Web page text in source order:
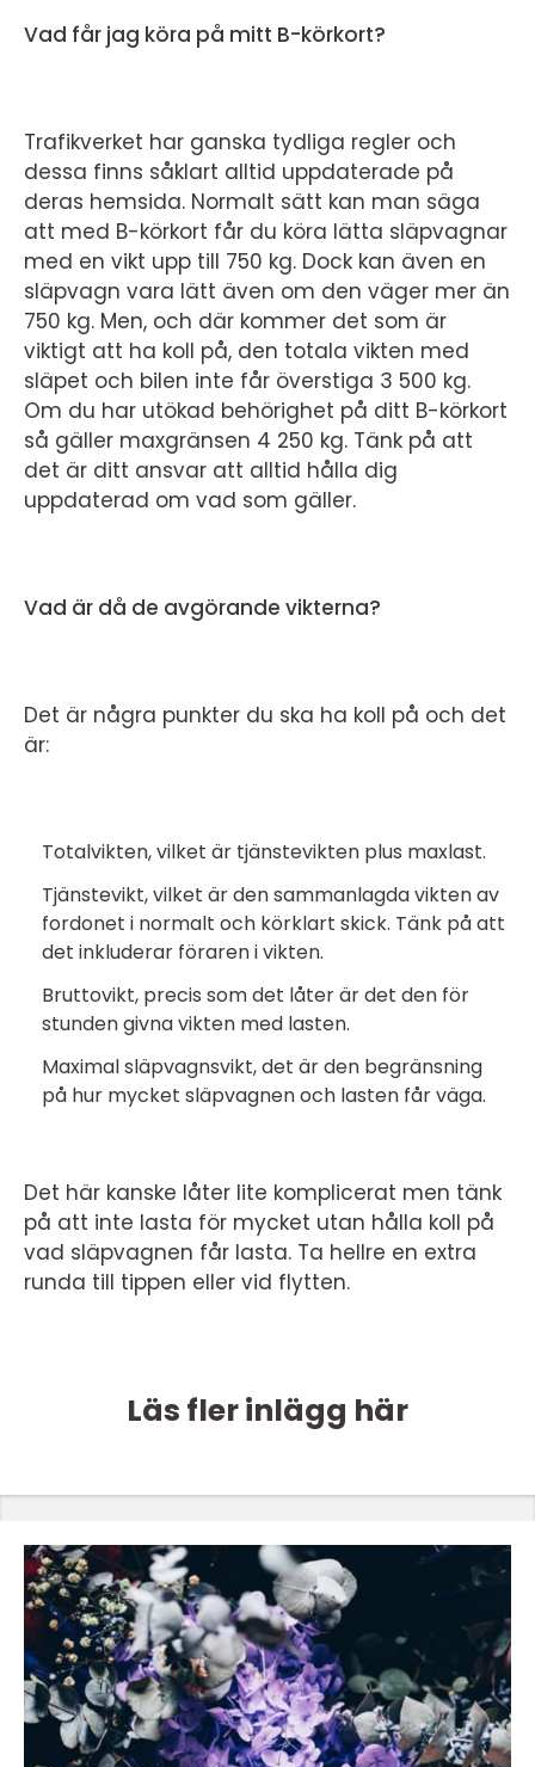
Vad får jag köra på mitt B-körkort?
Trafikverket har ganska tydliga regler och
dessa finns såklart alltid uppdaterade på
deras hemsida. Normalt sätt kan man säga
att med B-körkort får du köra lätta släpvagnar
med en vikt upp till 750 kg. Dock kan även en
släpvagn vara lätt även om den väger mer än
750 kg. Men, och där kommer det som är
viktigt att ha koll på, den totala vikten med
släpet och bilen inte får överstiga 3 500 kg.
Om du har utökad behörighet på ditt B-körkort
så gäller maxgränsen 4 250 kg. Tänk på att
det är ditt ansvar att alltid hålla dig
uppdaterad om vad som gäller.
Vad är då de avgörande vikterna?
Det är några punkter du ska ha koll på och det
är:
Totalvikten, vilket är tjänstevikten plus maxlast.
Tjänstevikt, vilket är den sammanlagda vikten av
fordonet i normalt och körklart skick. Tänk på att
det inkluderar föraren i vikten.
Bruttovikt, precis som det låter är det den för
stunden givna vikten med lasten.
Maximal släpvagnsvikt, det är den begränsning
på hur mycket släpvagnen och lasten får väga.
Det här kanske låter lite komplicerat men tänk
på att inte lasta för mycket utan hålla koll på
vad släpvagnen får lasta. Ta hellre en extra
runda till tippen eller vid flytten.
Läs fler inlägg här